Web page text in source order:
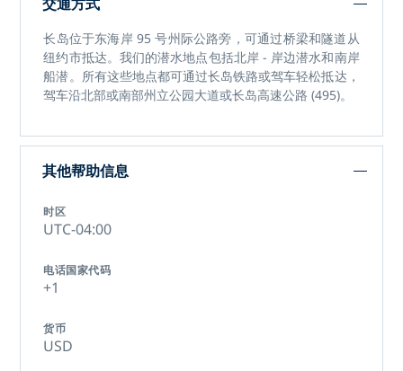
长岛位于东海岸 95 号州际公路旁，可通过桥梁和隧道从
纽约市抵达。我们的潜水地点包括北岸 - 岸边潜水和南岸
船潜。所有这些地点都可通过长岛铁路或驾车轻松抵达，
驾车沿北部或南部州立公园大道或长岛高速公路 (495)。
其他帮助信息
时区
UTC-04:00
电话国家代码
+1
货币
USD